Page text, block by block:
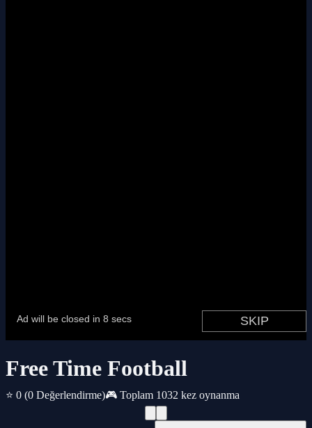
Free Time Football
⭐ 0 (0 Değerlendirme)🎮 Toplam 1032 kez oynanma